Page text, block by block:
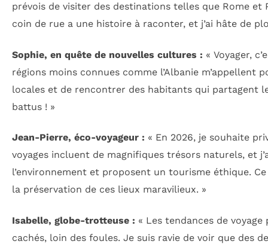
prévois de visiter des destinations telles que Rome et
coin de rue a une histoire à raconter, et j’ai hâte de
Sophie, en quête de nouvelles cultures : « Voyager,
régions moins connues comme l’Albanie m’appellent
locales et de rencontrer des habitants qui partagent
battus ! »
Jean-Pierre, éco-voyageur : « En 2026, je souhaite
voyages incluent de magnifiques trésors naturels, et
l’environnement et proposent un tourisme éthique.
la préservation de ces lieux maravilieux. »
Isabelle, globe-trotteuse : « Les tendances de
cachés, loin des foules. Je suis ravie de voir que des